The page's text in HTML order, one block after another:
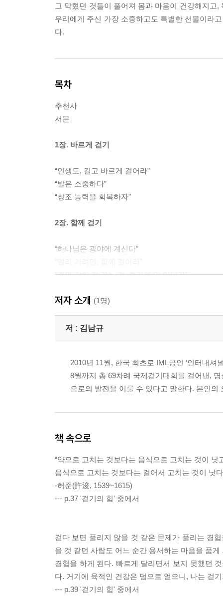
고 막혔던 것들이 풀어져 몸과 마음이 건강해지고
우리에게 주신 가장 소중하고도 특별한 선물이라
다.
목차
추천사
서문
1장. 바르게 걷기
“인생도, 길고 바르게 걸어라”
“발은 소중하다”
“창조 능력을 회복하자”
2장. 함께 걷기
“하나님은 광야에 계신다”
“주와 같이 길 가는 것, 즐거운 일 아닌가”
3장. 끝까지 걷기
“오직 한 길을 계속 걸어라”
“목적지가 어디입니까?”
마치며
저자 소개 (1명)
저 : 김남규
2010년 11월, 한국 최초로 IML공인 ‘인터내셔
8월까지 총 69차례 국제걷기대회를 걸어낸,
으로의 발전을 이룰 수 있다고 말한다. 본인
책 속으로
“약으로 고치는 것보다는 음식으로 고치는 것이 낫
음식으로 고치는 것보다는 걸어서 고치는 것이 낫
-허준(許浚, 1539~1615)
--- p.37 '걷기의 힘' 중에서
걷다 보면 풀리지 않을 것 같은 문제가 풀리는 경
을 것 같던 사람도 어느 순간 용서하는 마음을 품
경험을 하게 된다. 빠르게 달리면서 보지 못했던
다. 거기에 육적인 건강은 덤으로 얻으니, 나는 걷
--- p.39 '걷기의 힘' 중에서